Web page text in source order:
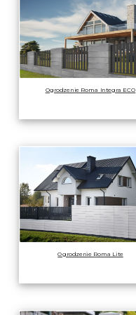
Ogrodzenie Roma Integra ECO
Ogrodzenie Roma Lite